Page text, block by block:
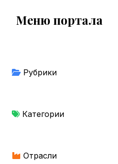
Меню портала
Рубрики
Категории
Отрасли